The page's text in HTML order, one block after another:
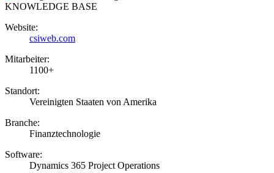
Website:
csiweb.com
Mitarbeiter:
1100+
Standort:
Vereinigten Staaten von Amerika
Branche:
Finanztechnologie
Software:
Dynamics 365 Project Operations